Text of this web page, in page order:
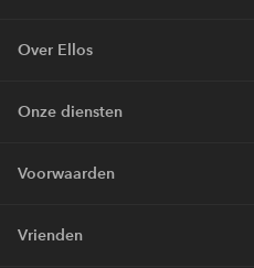
Over Ellos
Onze diensten
Voorwaarden
Vrienden